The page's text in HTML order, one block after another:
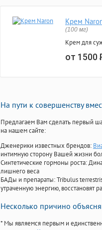
Крем
(100 мг)
Крем для
от 1500
На пути к совершенству
Предлагаем Вам сделать первый
на нашем сайте:
Дженерики известных брендов:
интимную сторону Вашей жизни
Синтетические гормоны роста:
лишнего веса
БАДы и препараты:Tribulus
утраченную энергию, восстановят
Несколько причино
* Мы являемся первым и